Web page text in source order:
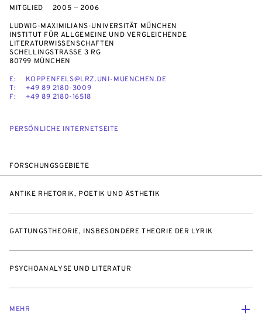
MITGLIED
2005 — 2006
LUDWIG-MAXIMILIANS-UNIVERSITÄT MÜNCHEN
INSTITUT FÜR ALLGEMEINE UND VERGLEICHENDE
LITERATURWISSENSCHAFTEN
SCHELLINGSTRASSE 3 RG
80799 MÜNCHEN
E:
KOPPENFELS@LRZ.UNI-MUENCHEN.DE
T:
+49 89 2180-3009
F:
+49 89 2180-16518
PERSÖNLICHE INTERNETSEITE
FORSCHUNGSGEBIETE
ANTIKE RHETORIK, POETIK UND ÄSTHETIK
GATTUNGSTHEORIE, INSBESONDERE THEORIE DER LYRIK
PSYCHOANALYSE UND LITERATUR
MEHR